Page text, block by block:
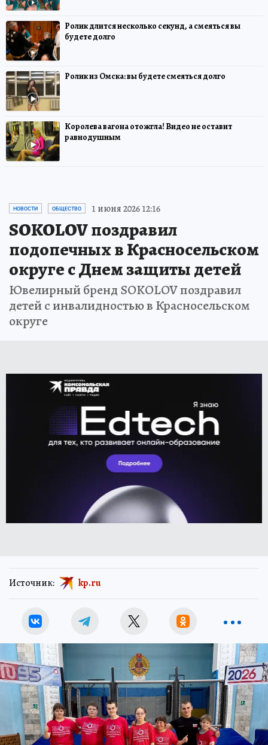
Ролик длится несколько секунд, а смеяться вы
будете долго
Ролик из Омска: вы будете смеяться долго
Королева вагона отожгла! Видео не оставит
равнодушным
НОВОСТИ ОБЩЕСТВО 1 июня 2026 12:16
SOKOLOV поздравил
подопечных в Красносельском
округе с Днем защиты детей
Ювелирный бренд SOKOLOV поздравил
детей с инвалидностью в Красносельском
округе
Источник: kp.ru